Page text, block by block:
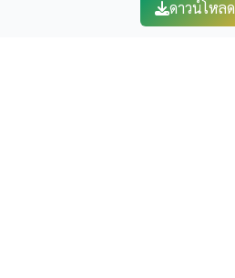
ดาวน์โหลด